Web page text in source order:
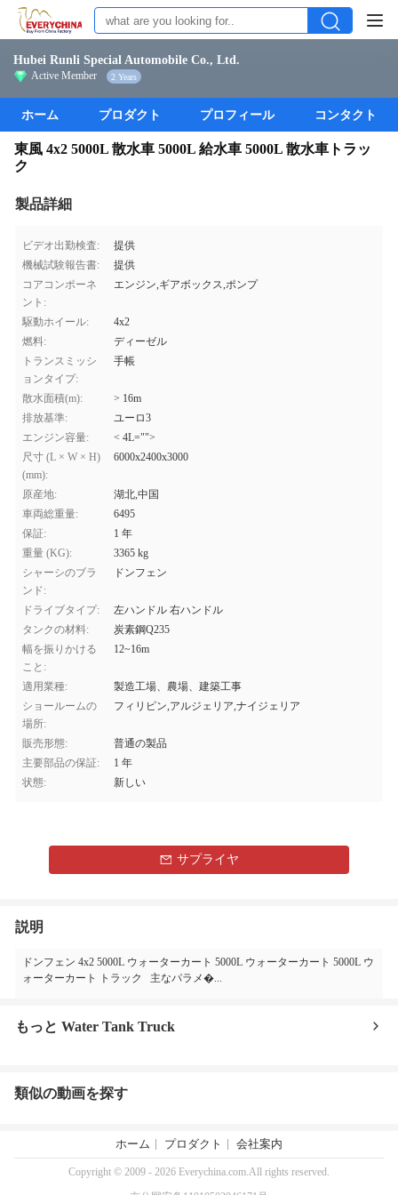
Hubei Runli Special Automobile Co., Ltd.
Active Member 2 Years
ホーム プロダクト プロフィール コンタクト
東風 4x2 5000L 散水車 5000L 給水車 5000L 散水車トラッ
ク
製品詳細
ビデオ出勤検査:
提供
機械試験報告書:
提供
コアコンポーネ
ント:
エンジン,ギアボックス,ポンプ
駆動ホイール:
4x2
燃料:
ディーゼル
トランスミッシ
ョンタイプ:
手帳
散水面積(m):
> 16m
排放基準:
ユーロ3
エンジン容量:
< 4L="">
尺寸 (L × W × H)
(mm):
6000x2400x3000
原産地:
湖北,中国
車両総重量:
6495
保証:
1 年
重量 (KG):
3365 kg
シャーシのブラ
ンド:
ドンフェン
ドライブタイプ:
左ハンドル 右ハンドル
タンクの材料:
炭素鋼Q235
幅を振りかける
こと:
12~16m
適用業種:
製造工場、農場、建築工事
ショールームの
場所:
フィリピン,アルジェリア,ナイジェリア
販売形態:
普通の製品
主要部品の保証:
1 年
状態:
新しい
サプライヤ
説明
ドンフェン 4x2 5000L ウォーターカート 5000L ウォーターカート 5000L ウ
ォーターカート トラック 主なパラメ�...
もっと Water Tank Truck
類似の動画を探す
ホーム プロダクト 会社案内
Copyright © 2009 - 2026 Everychina.com.All rights reserved.